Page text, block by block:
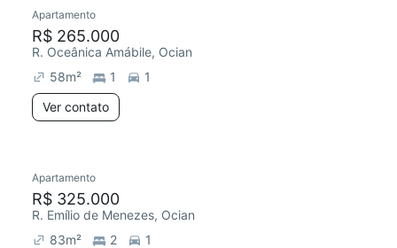
Apartamento
R$ 265.000
R. Oceânica Amábile, Ocian
58m² 1
1
Ver contato
Apartamento
R$ 325.000
R. Emílio de Menezes, Ocian
83m² 2
1